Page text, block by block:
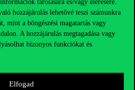
tárolására és/vagy elérésére.
hozzájárulás lehetővé teszi számunkra
mint a böngészési magatartás vagy
A hozzájárulás megtagadása vagy
bizonyos funkciókat és
Elfogad